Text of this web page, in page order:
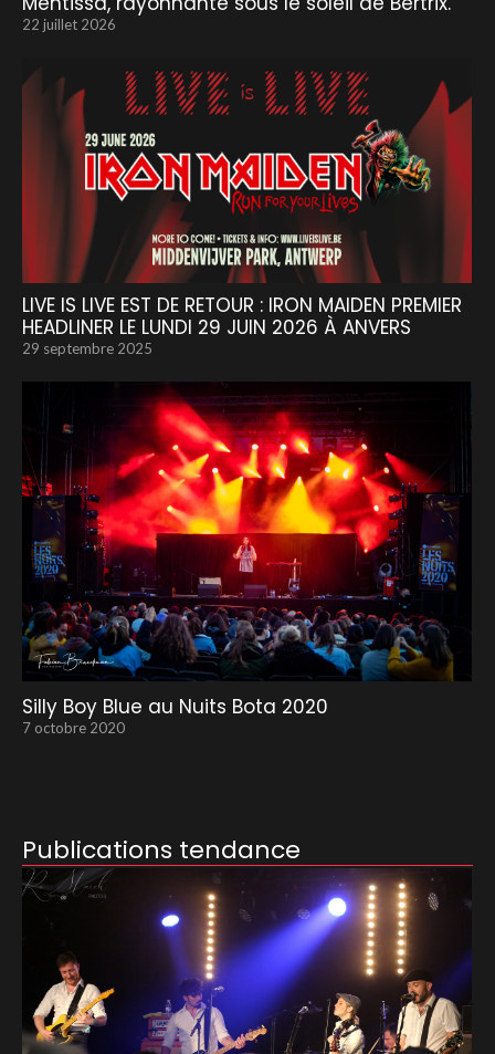
22 juillet 2026
LIVE IS LIVE EST DE RETOUR : IRON MAIDEN PREMIER
HEADLINER LE LUNDI 29 JUIN 2026 À ANVERS
29 septembre 2025
Silly Boy Blue au Nuits Bota 2020
7 octobre 2020
Publications tendance